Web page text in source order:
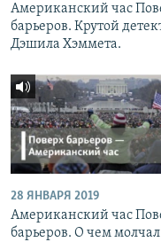
Американский час
барьеров. Крутой
Дэшила Хэммета.
28 ЯНВАРЯ 2019
Американский час
барьеров. О чем молчал